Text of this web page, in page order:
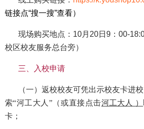
链接点“搜一搜”查看）
现场购买地点 ：10月20日9：00-
校区校友服务总台旁）
三、入校申请
（一）返校校友可凭出示校友卡进
索“河工大人”（或直接点击河工大人 ）
卡；